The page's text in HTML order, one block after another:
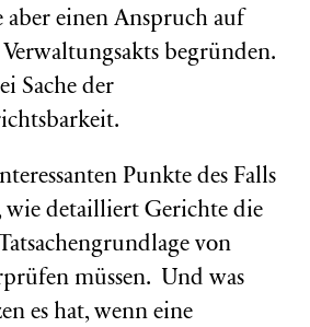
aber einen Anspruch auf
begründen.
Sache der
Punkte des Falls
wie detailliert Gerichte die
von
müssen. Und was
es hat, wenn eine